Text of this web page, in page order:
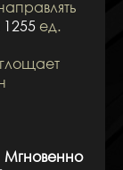
1255ед.
Мгновенно